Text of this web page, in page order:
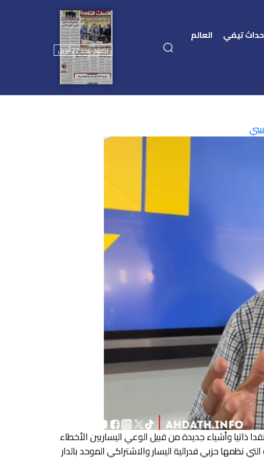
تيفي
العالم
تصفح عدد 22 أبريل
ذاتيا وأشياء جديدة من قبيل الوعي اليساريين الأخطاء
حزبي فدرالية اليسار والاشتراكي الموحد بالدار